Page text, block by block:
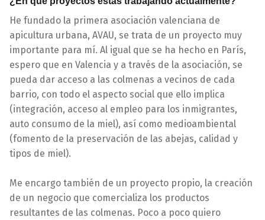
He fundado la primera asociación valenciana de
apicultura urbana, AVAU, se trata de un proyecto muy
importante para mí. Al igual que se ha hecho en París,
espero que en Valencia y a través de la asociación, se
pueda dar acceso a las colmenas a vecinos de cada
barrio, con todo el aspecto social que ello implica
(integración, acceso al empleo para los inmigrantes,
auto consumo de la miel), así como medioambiental
(fomento de la preservación de las abejas, calidad y
tipos de miel).
Me encargo también de un proyecto propio, la creación
de un negocio que comercializa los productos
resultantes de las colmenas. Poco a poco quiero